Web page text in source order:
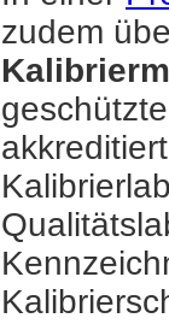
zudem